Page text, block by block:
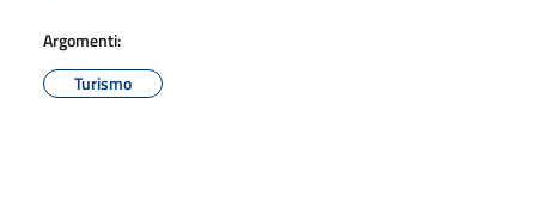
Argomenti:
Turismo